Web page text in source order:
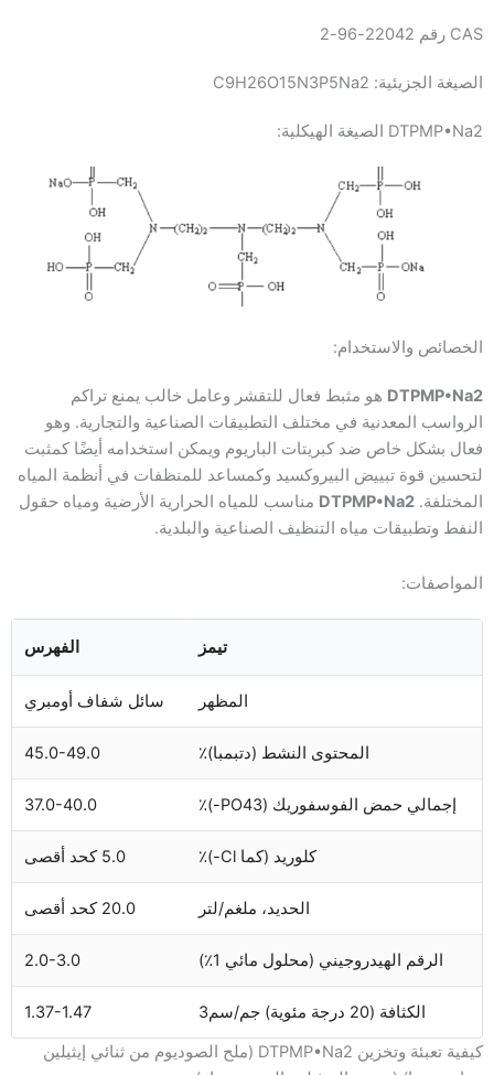
CAS رقم 22042-96-2
الصيغة الجزيئية: C9H26O15N3P5Na2
DTPMP•Na2 الصيغة الهيكلية:
الخصائص والاستخدام:
DTPMP•Na2 هو مثبط فعال للتقشر وعامل خالب يمنع تراكم
الرواسب المعدنية في مختلف التطبيقات الصناعية والتجارية. وهو
فعال بشكل خاص ضد كبريتات الباريوم ويمكن استخدامه أيضًا كمثبت
لتحسين قوة تبييض البيروكسيد وكمساعد للمنظفات في أنظمة المياه
المختلفة. DTPMP•Na2 مناسب للمياه الحرارية الأرضية ومياه حقول
النفط وتطبيقات مياه التنظيف الصناعية والبلدية.
المواصفات:
تيمز الفهرس
المظهر سائل شفاف أومبري
المحتوى النشط (دتبمبا)٪ 45.0-49.0
إجمالي حمض الفوسفوريك (PO43-)٪ 37.0-40.0
كلوريد (كما Cl-)٪ 5.0 كحد أقصى
الحديد، ملغم/لتر 20.0 كحد أقصى
الرقم الهيدروجيني (محلول مائي 1٪) 2.0-3.0
الكثافة (20 درجة مئوية) جم/سم3
1.37-1.47
كيفية تعبئة وتخزين DTPMP•Na2 (ملح الصوديوم من ثنائي إيثيلين